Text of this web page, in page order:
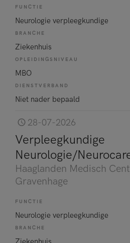
FUNCTIE
Neurologie verpleegkundige
BRANCHE
Ziekenhuis
OPLEIDINGSNIVEAU
MBO
DIENSTVERBAND
Niet nader bepaald
28-07-2026
Verpleegkundige
Neurologie/
Haaglanden Medisch
Gravenhage
FUNCTIE
Neurologie verpleegkundige
BRANCHE